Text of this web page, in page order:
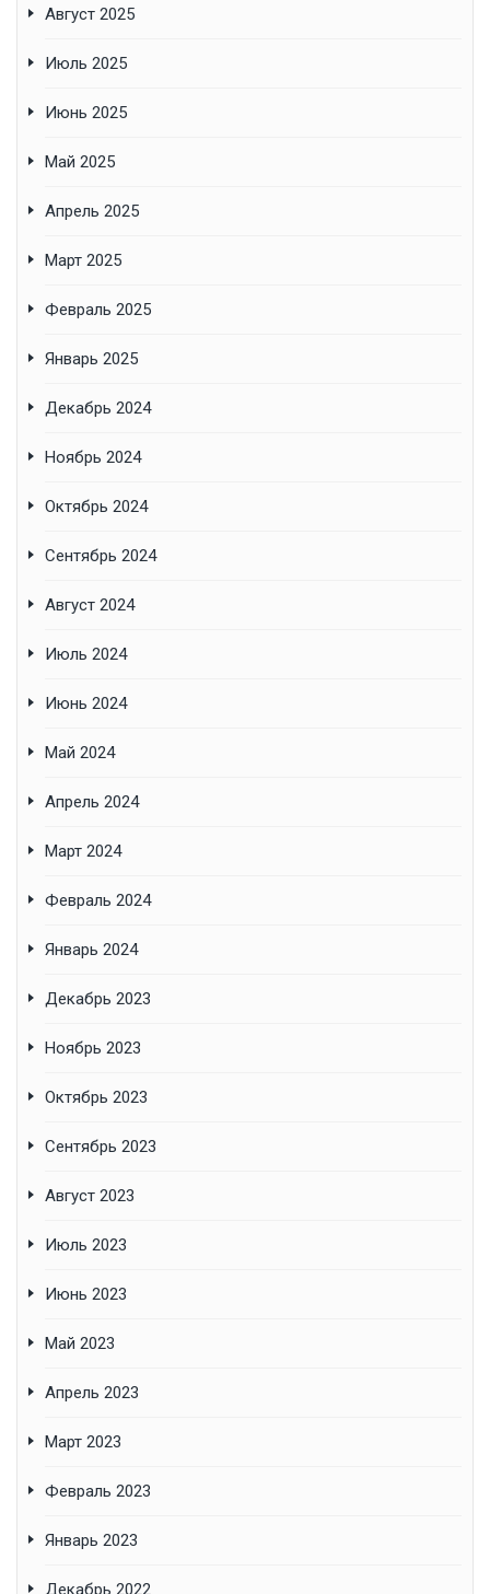
Август 2025
Июль 2025
Июнь 2025
Май 2025
Апрель 2025
Март 2025
Февраль 2025
Январь 2025
Декабрь 2024
Ноябрь 2024
Октябрь 2024
Сентябрь 2024
Август 2024
Июль 2024
Июнь 2024
Май 2024
Апрель 2024
Март 2024
Февраль 2024
Январь 2024
Декабрь 2023
Ноябрь 2023
Октябрь 2023
Сентябрь 2023
Август 2023
Июль 2023
Июнь 2023
Май 2023
Апрель 2023
Март 2023
Февраль 2023
Январь 2023
Декабрь 2022